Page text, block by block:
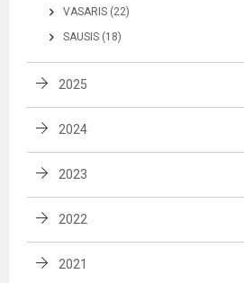
VASARIS (22)
SAUSIS (18)
2025
2024
2023
2022
2021